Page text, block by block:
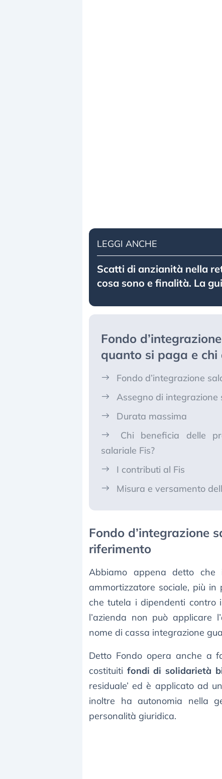
LEGGI ANCHE
Scatti di anzianità nella
cosa sono e finalità. La
Fondo
quanto si paga e chi
Fondo d’integrazione
Assegno di integrazione
Durata massima
Chi beneficia delle
salariale Fis?
I contributi al Fis
Misura e versamento
Fondo d’integrazione
riferimento
Abbiamo appena detto che
ammortizzatore sociale, più
che tutela i dipendenti contro
l’azienda non può applicare
nome di cassa integrazione
Detto Fondo opera anche a
costituiti fondi di solidarietà
residuale’ ed è applicato ad
inoltre ha autonomia nella
personalità giuridica.